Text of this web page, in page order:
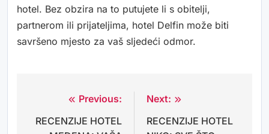
hotel. Bez obzira na to putujete li s obitelji,
partnerom ili prijateljima, hotel Delfin može biti
savršeno mjesto za vaš sljedeći odmor.
Navigacija
objava
Previous:
RECENZIJE HOTEL
Next:
RECENZIJE HOTEL